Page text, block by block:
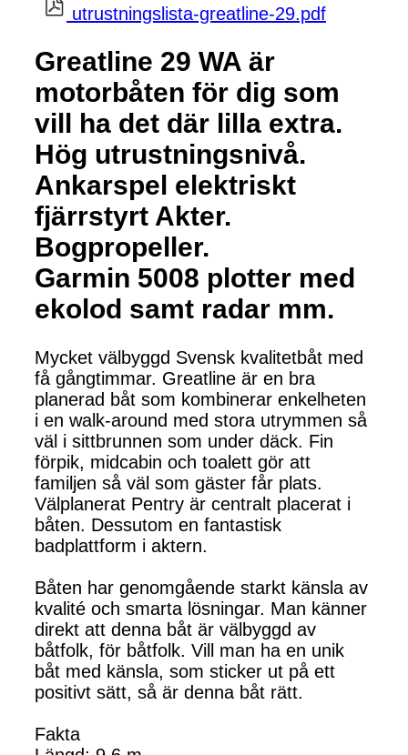
utrustningslista-greatline-29.pdf
Greatline 29 WA är
motorbåten för dig som
vill ha det där lilla extra.
Hög utrustningsnivå.
Ankarspel elektriskt
fjärrstyrt Akter.
Bogpropeller.
Garmin 5008 plotter med
ekolod samt radar mm.
Mycket välbyggd Svensk kvalitetbåt med
få gångtimmar. Greatline är en bra
planerad båt som kombinerar enkelheten
i en walk-around med stora utrymmen så
väl i sittbrunnen som under däck. Fin
förpik, midcabin och toalett gör att
familjen så väl som gäster får plats.
Välplanerat Pentry är centralt placerat i
båten. Dessutom en fantastisk
badplattform i aktern.
Båten har genomgående starkt känsla av
kvalité och smarta lösningar. Man känner
direkt att denna båt är välbyggd av
båtfolk, för båtfolk. Vill man ha en unik
båt med känsla, som sticker ut på ett
positivt sätt, så är denna båt rätt.
Fakta